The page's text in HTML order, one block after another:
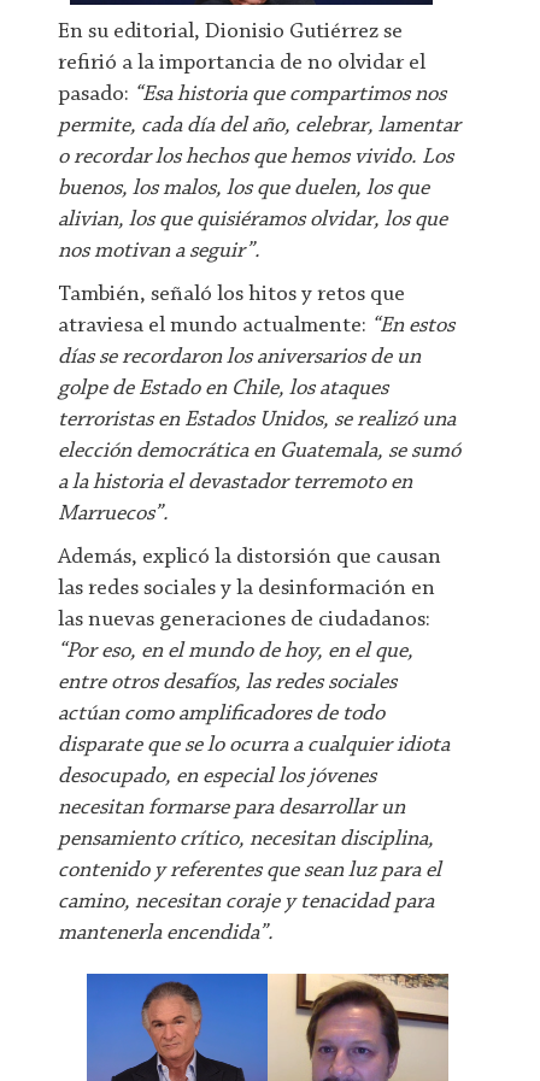
En su editorial, Dionisio Gutiérrez se
refirió a la importancia de no olvidar el
pasado: “Esa historia que compartimos nos
permite, cada día del año, celebrar, lamentar
o recordar los hechos que hemos vivido. Los
buenos, los malos, los que duelen, los que
alivian, los que quisiéramos olvidar, los que
nos motivan a seguir”.
También, señaló los hitos y retos que
atraviesa el mundo actualmente: “En estos
días se recordaron los aniversarios de un
golpe de Estado en Chile, los ataques
terroristas en Estados Unidos, se realizó una
elección democrática en Guatemala, se sumó
a la historia el devastador terremoto en
Marruecos”.
Además, explicó la distorsión que causan
las redes sociales y la desinformación en
las nuevas generaciones de ciudadanos:
“Por eso, en el mundo de hoy, en el que,
entre otros desafíos, las redes sociales
actúan como amplificadores de todo
disparate que se lo ocurra a cualquier idiota
desocupado, en especial los jóvenes
necesitan formarse para desarrollar un
pensamiento crítico, necesitan disciplina,
contenido y referentes que sean luz para el
camino, necesitan coraje y tenacidad para
mantenerla encendida”.